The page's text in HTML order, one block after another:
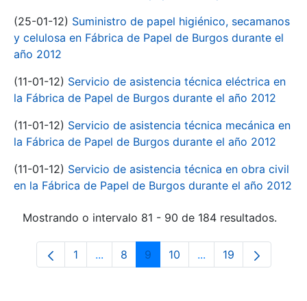
(25-01-12) Suministro de papel higiénico, secamanos
y celulosa en Fábrica de Papel de Burgos durante el
año 2012
(11-01-12) Servicio de asistencia técnica eléctrica en
la Fábrica de Papel de Burgos durante el año 2012
(11-01-12) Servicio de asistencia técnica mecánica en
la Fábrica de Papel de Burgos durante el año 2012
(11-01-12) Servicio de asistencia técnica en obra civil
en la Fábrica de Papel de Burgos durante el año 2012
Mostrando o intervalo 81 - 90 de 184 resultados.
Páxina
1 ...Páxinas intermedias Use pestaña para
Páxina
8 Páxina
9 Páxina
10 ...PáxinasPáxina
19